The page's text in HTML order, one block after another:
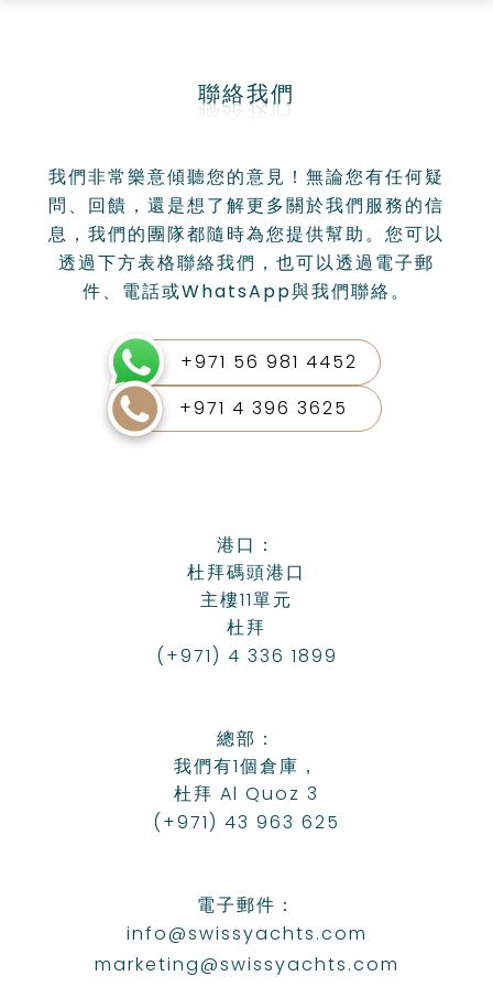
聯絡我們
我們非常樂意傾聽您的意見！無論您有任何疑
問、回饋，還是想了解更多關於我們服務的信
息，我們的團隊都隨時為您提供幫助。您可以
透過下方表格聯絡我們，也可以透過電子郵
件、電話或WhatsApp與我們聯絡。
+971 56 981 4452
+971 4 396 3625
港口：
杜拜碼頭港口
主樓11單元
杜拜
(+971) 4 336 1899
總部：
我們有1個倉庫，
杜拜 Al Quoz 3
(+971) 43 963 625
電子郵件：
info@swissyachts.com
marketing@swissyachts.com